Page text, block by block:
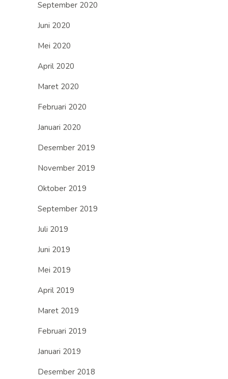
September 2020
Juni 2020
Mei 2020
April 2020
Maret 2020
Februari 2020
Januari 2020
Desember 2019
November 2019
Oktober 2019
September 2019
Juli 2019
Juni 2019
Mei 2019
April 2019
Maret 2019
Februari 2019
Januari 2019
Desember 2018